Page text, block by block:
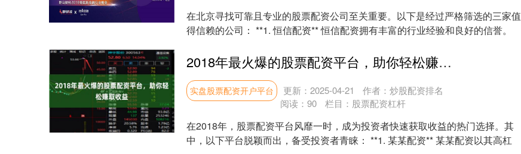
在北京寻找可靠且专业的股票配资公司至关重要。以下是经过严格筛选的三家值
得信赖的公司： **1. 恒信配资** 恒信配资拥有丰富的行业经验和良好的信誉。
2018年最火爆的股票配资平台，助你轻松赚取收益
实盘股票配资开户平台 更新：2025-04-21
作者：炒股配资排名
阅读： 90 栏目： 股票配资杠杆
在2018年，股票配资平台风靡一时，成为投资者快速获取收益的热门选择。其
中，以下平台脱颖而出，备受投资者青睐： **1. 某某配资** 某某配资以其高杠